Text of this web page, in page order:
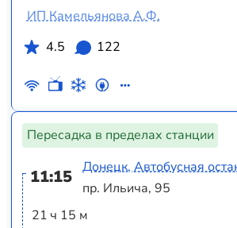
ИП Камельянова А.Ф.
4.5
122
Пересадка в пределах станции
11:15
21 ч 15 м
Донецк, Автобусная
пр. Ильича, 95